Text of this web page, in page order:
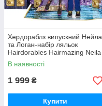
Хердораблз випускний Нейла
та Логан-набір ляльок
Hairdorables Hairmazing Neila
and Logan
В наявності
1 999 ₴
Купити